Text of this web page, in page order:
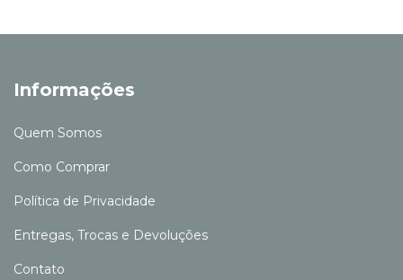
Informações
Quem Somos
Como Comprar
Política de Privacidade
Entregas, Trocas e Devoluções
Contato